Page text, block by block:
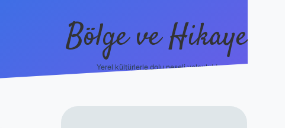
Bölge ve Hikaye
Yerel kültürlerle dolu neşeli yolculuk!
grand opera